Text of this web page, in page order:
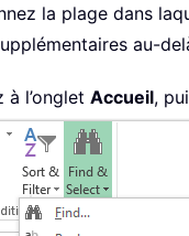
la plage dans
au-
à l’onglet Accueil,